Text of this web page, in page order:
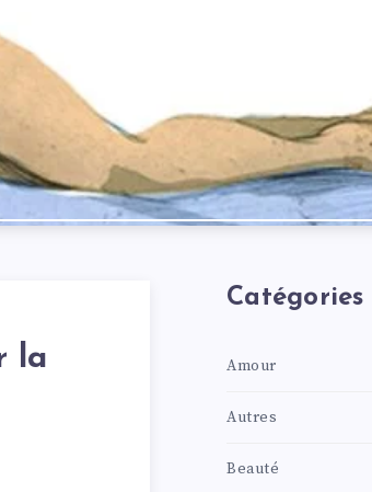
la
Catégories
Amour
Autres
Beauté